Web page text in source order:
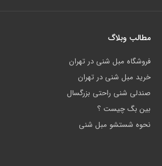
مطالب وبلاگ
فروشگاه مبل شنی در تهران
خرید مبل شنی در تهران
صندلی شنی راحتی بزرگسال
بین بگ چیست ؟
نحوه شستشو مبل شنی